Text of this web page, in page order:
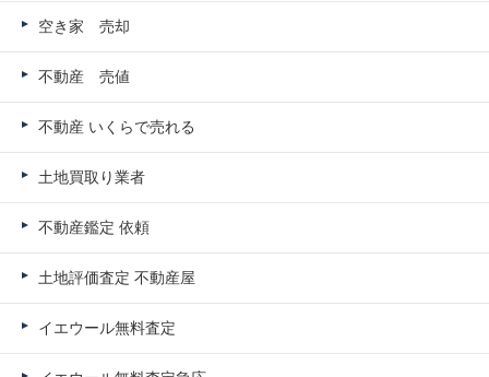
空き家 売却
不動産 売値
不動産 いくらで売れる
土地買取り業者
不動産鑑定 依頼
土地評価査定 不動産屋
イエウール無料査定